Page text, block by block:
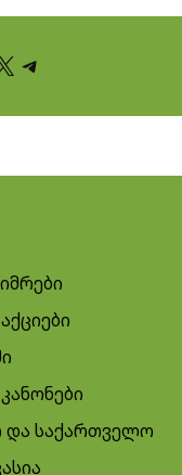
Telegram
და საქართველო